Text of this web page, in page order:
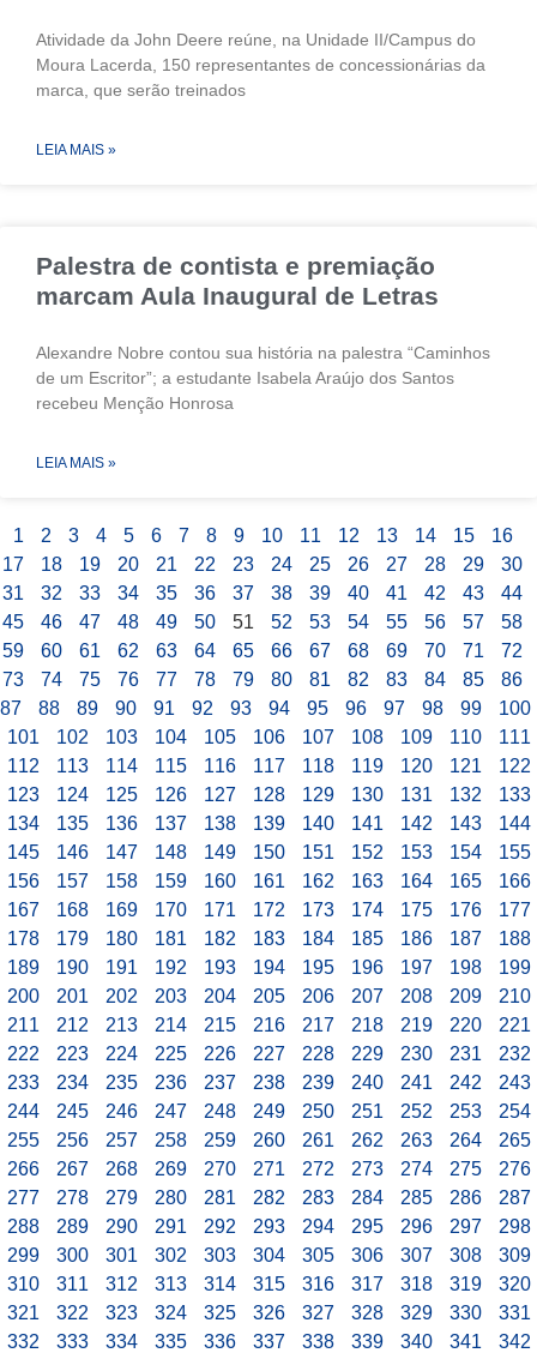
Atividade da John Deere reúne, na Unidade II/Campus do
Moura Lacerda, 150 representantes de concessionárias da
marca, que serão treinados
LEIA MAIS »
Palestra de contista e premiação
marcam Aula Inaugural de Letras
Alexandre Nobre contou sua história na palestra “Caminhos
de um Escritor”; a estudante Isabela Araújo dos Santos
recebeu Menção Honrosa
LEIA MAIS »
1 2 3 4 5 6 7 8 9 10 11 12 13 14 15
16
17
18 19 20 21 22 23 24 25 26 27 28 29
30
31
32 33 34 35 36 37 38 39 40 41 42 43
44
45
46 47 48 49 50 51 52 53 54 55 56 57
58
59
60 61 62 63 64 65 66 67 68 69 70 71
72
73
74 75 76 77 78 79 80 81 82 83 84 85
86
87
88 89 90 91 92 93 94 95 96 97 98 99
100
101
102 103 104 105 106 107 108 109 110
111
112
113 114 115 116 117 118 119 120 121
122
123
124 125 126 127 128 129 130 131 132
133
134
135 136 137 138 139 140 141 142 143
144
145
146 147 148 149 150 151 152 153 154
155
156
157 158 159 160 161 162 163 164 165
166
167
168 169 170 171 172 173 174 175 176
177
178
179 180 181 182 183 184 185 186 187
188
189
190 191 192 193 194 195 196 197 198
199
200
201 202 203 204 205 206 207 208 209
210
211
212 213 214 215 216 217 218 219 220
221
222
223 224 225 226 227 228 229 230 231
232
233
234 235 236 237 238 239 240 241 242
243
244
245 246 247 248 249 250 251 252 253
254
255
256 257 258 259 260 261 262 263 264
265
266
267 268 269 270 271 272 273 274 275
276
277
278 279 280 281 282 283 284 285 286
287
288
289 290 291 292 293 294 295 296 297
298
299
300 301 302 303 304 305 306 307 308
309
310
311 312 313 314 315 316 317 318 319
320
321
322 323 324 325 326 327 328 329 330
331
332
333 334 335 336 337 338 339 340 341
342